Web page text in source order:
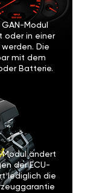
Modul
oder in einer
Die
mit dem
Batterie.
ändert
der ECU-
lediglich die